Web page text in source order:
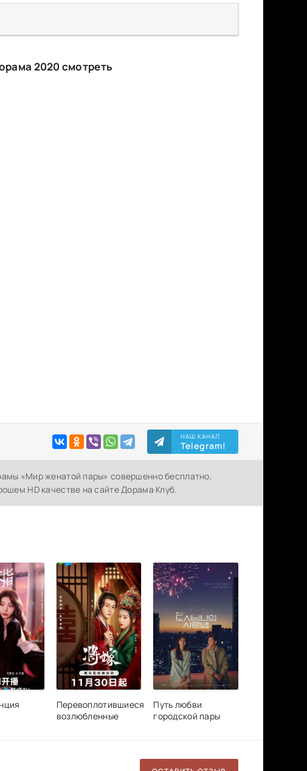
2020 смотреть
НАШ КАНАЛ
Telegram!
«Мир женатой пары» совершенно бесплатно,
HD качестве на сайте Дорама Клуб.
Перевоплотившиеся
возлюбленные
Путь любви
городской пары